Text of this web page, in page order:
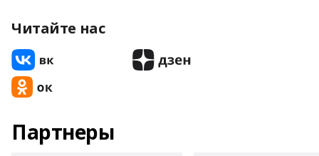
Читайте нас
Партнеры